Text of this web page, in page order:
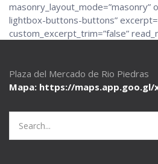
masonry_layout_mode=”masonry”
lightbox-buttons-buttons”
custom_excerpt_trim=”false”
Plaza del Mercado de Rio Piedras
Mapa: https://maps.app.goo.gl/
for: